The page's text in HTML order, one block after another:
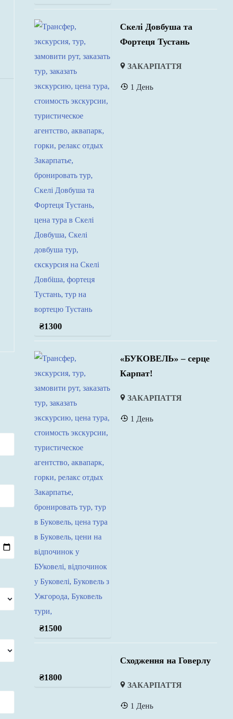
₴1300
Скелі Довбуша та
Фортеця Тустань
ЗАКАРПАТТЯ
1 День
₴1500
«БУКОВЕЛЬ» – серце
Карпат!
ЗАКАРПАТТЯ
1 День
₴1800
Сходження на Говерлу
ЗАКАРПАТТЯ
1 День